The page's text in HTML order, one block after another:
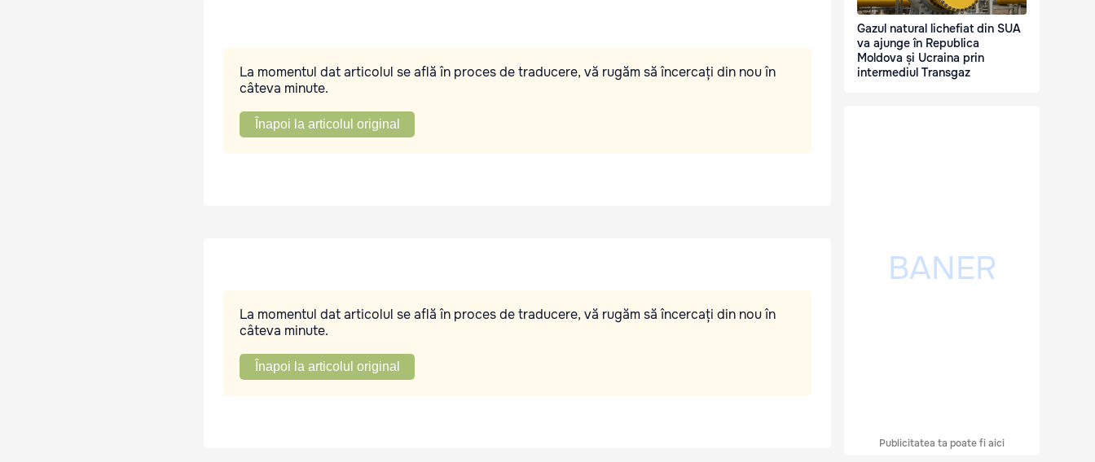
La momentul dat articolul se află în proces de traducere, vă rugăm să încercați din nou în
câteva minute.
Înapoi la articolul original
La momentul dat articolul se află în proces de traducere, vă rugăm să încercați din nou în
câteva minute.
Înapoi la articolul original
Gazul natural lichefiat din SUA
va ajunge în Republica
Moldova și Ucraina prin
intermediul Transgaz
Publicitatea ta poate fi aici